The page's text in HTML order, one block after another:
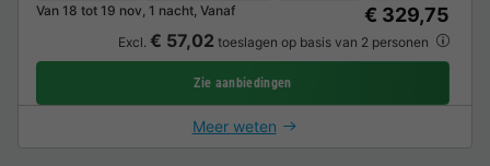
Van 18 tot 19 nov, 1 nacht, Vanaf
€ 329,75
Excl. € 57,02 toeslagen op basis van 2 personen
Zie aanbiedingen
Meer weten